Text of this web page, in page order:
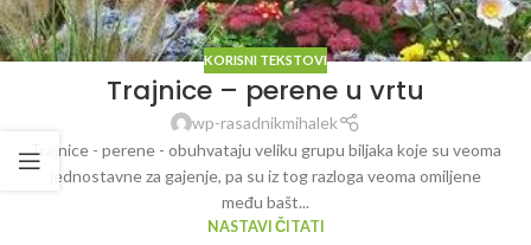
KORISNI TEKSTOVI
Trajnice – perene u vrtu
wp-rasadnikmihalek
Trajnice - perene - obuhvataju veliku grupu biljaka koje su veoma
jednostavne za gajenje, pa su iz tog razloga veoma omiljene
među bašt...
NASTAVI ČITATI